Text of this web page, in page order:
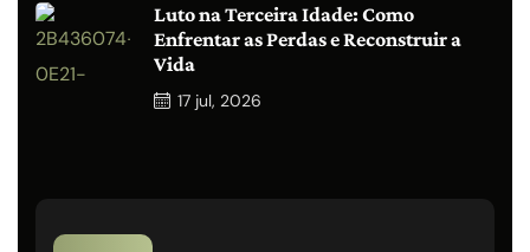
Luto na Terceira Idade: Como
Enfrentar as Perdas e Reconstruir a
Vida
17 jul, 2026